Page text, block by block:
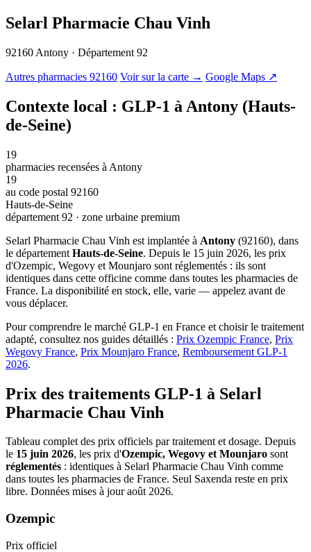
Selarl Pharmacie Chau Vinh
92160 Antony · Département 92
Autres pharmacies 92160 Voir sur la carte → Google Maps ↗
Contexte local : GLP-1 à Antony (Hauts-
de-Seine)
19
pharmacies recensées à Antony
19
au code postal 92160
Hauts-de-Seine
département 92 · zone urbaine premium
Selarl Pharmacie Chau Vinh est implantée à Antony (92160), dans
le département Hauts-de-Seine. Depuis le 15 juin 2026, les prix
d'Ozempic, Wegovy et Mounjaro sont réglementés : ils sont
identiques dans cette officine comme dans toutes les pharmacies de
France. La disponibilité en stock, elle, varie — appelez avant de
vous déplacer.
Pour comprendre le marché GLP-1 en France et choisir le traitement
adapté, consultez nos guides détaillés : Prix Ozempic France, Prix
Wegovy France, Prix Mounjaro France, Remboursement GLP-1
2026.
Prix des traitements GLP-1 à Selarl
Pharmacie Chau Vinh
Tableau complet des prix officiels par traitement et dosage. Depuis
le 15 juin 2026, les prix d'Ozempic, Wegovy et Mounjaro sont
réglementés : identiques à Selarl Pharmacie Chau Vinh comme
dans toutes les pharmacies de France. Seul Saxenda reste en prix
libre. Données mises à jour août 2026.
Ozempic
Prix officiel